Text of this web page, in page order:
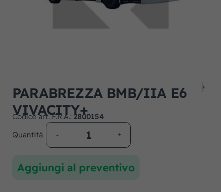
PARABREZZA BMB/IIA E6
VIVACITY+
Codice art. F.R.A.: 2800154
Quantità
Aggiungi al preventivo